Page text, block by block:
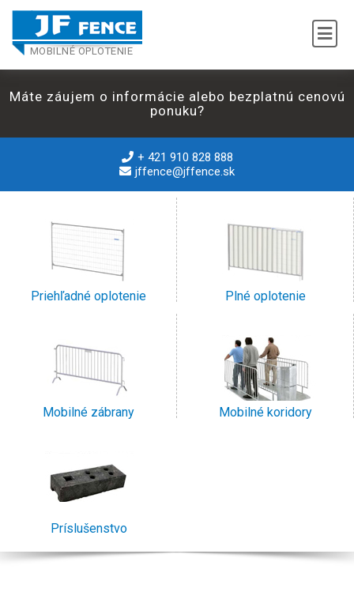
MOBILNÉ OPLOTENIE
Máte záujem o informácie alebo bezplatnú cenovú
ponuku?
+ 421 910 828 888
jffence@jffence.sk
Priehľadné oplotenie Plné oplotenie
Mobilné zábrany Mobilné koridory
Príslušenstvo